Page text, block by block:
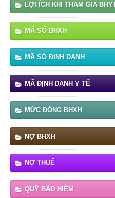
LỢI ÍCH KHI THAM GIA
MÃ SỐ BHXH
MÃ SỐ ĐỊNH DANH
MÃ ĐỊNH DANH Y TẾ
MỨC ĐÓNG BHXH
NỢ BHXH
NỢ THUẾ
QUỸ BẢO HIỂM